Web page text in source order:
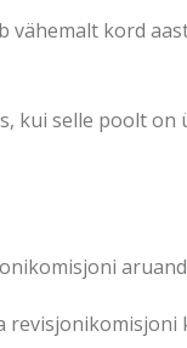
kord
kui selle poolt